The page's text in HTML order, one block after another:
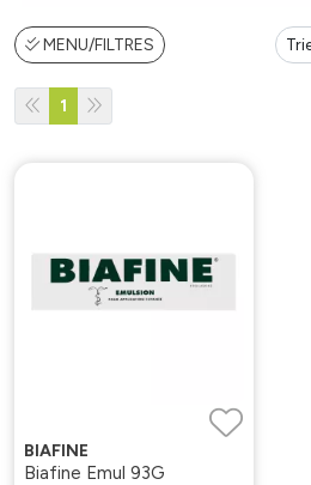
MENU/FILTRES
1
BIAFINE
Biafine Emul 93G